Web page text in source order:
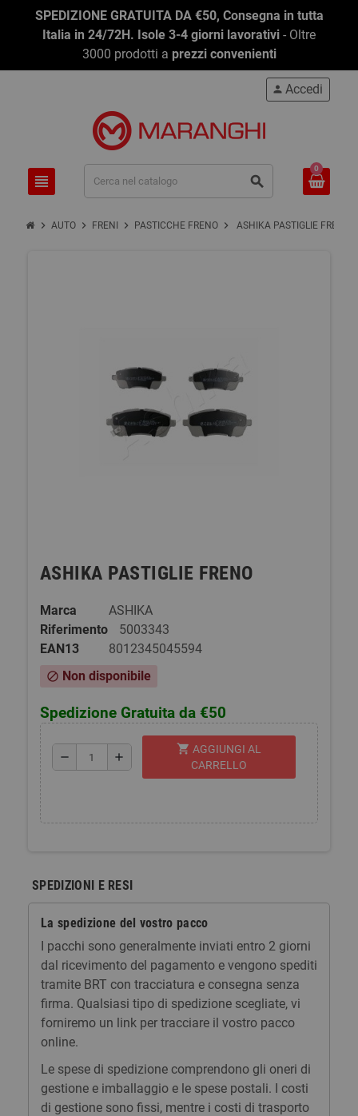
SPEDIZIONE GRATUITA DA €50, Consegna in tutta
Italia in 24/72H. Isole 3-4 giorni lavorativi - Oltre
3000 prodotti a prezzi convenienti
view_headline search
person Accedi
0
chevron_right AUTO chevron_right FRENI chevron_right PASTICCHE FRENO chevron_right ASHIKA PASTIGLIE FRENO
ASHIKA PASTIGLIE FRENO
Marca
ASHIKA
Riferimento
5003343
EAN13
8012345045594
block Non disponibile
Spedizione Gratuita da €50
remove add
shopping_cart AGGIUNGI AL
CARRELLO
SPEDIZIONI E RESI
La spedizione del vostro pacco
I pacchi sono generalmente inviati entro 2 giorni
dal ricevimento del pagamento e vengono spediti
tramite BRT con tracciatura e consegna senza
firma. Qualsiasi tipo di spedizione scegliate, vi
forniremo un link per tracciare il vostro pacco
online.
Le spese di spedizione comprendono gli oneri di
gestione e imballaggio e le spese postali. I costi
di gestione sono fissi, mentre i costi di trasporto